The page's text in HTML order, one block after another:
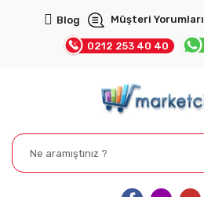
Blog Müşteri Yorumları
0212 253 40 40